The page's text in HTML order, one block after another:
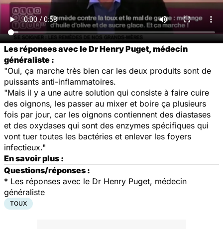
Les réponses avec le Dr Henry Puget, médecin
généraliste :
"Oui, ça marche très bien car les deux produits sont de
puissants anti-inflammatoires.
"Mais il y a une autre solution qui consiste à faire cuire
des oignons, les passer au mixer et boire ça plusieurs
fois par jour, car les oignons contiennent des diastases
et des oxydases qui sont des enzymes spécifiques qui
vont tuer toutes les bactéries et enlever les foyers
infectieux."
En savoir plus :
Questions/réponses :
* Les réponses avec le Dr Henry Puget, médecin
généraliste
TOUX